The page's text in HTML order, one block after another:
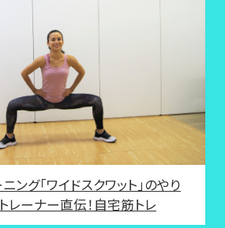
ング「ワイドスクワット」のやり
レーナー直伝！自宅筋トレ